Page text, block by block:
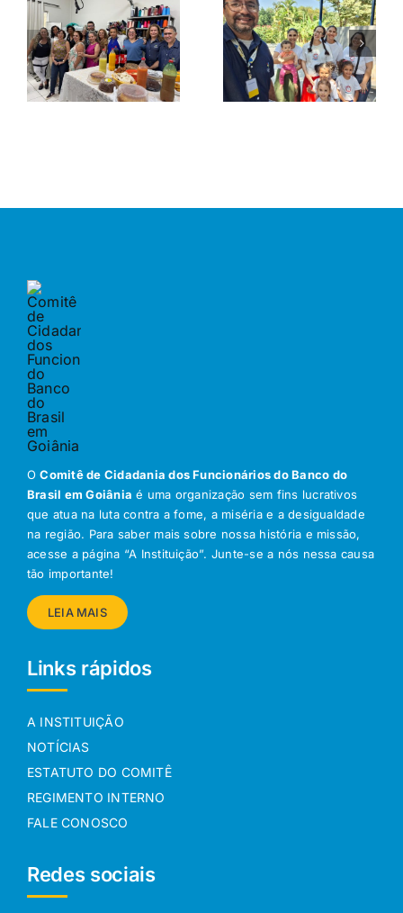
OComitê de Cidadania dos Funcionários do Banco do
Brasil em Goiânia é uma organização sem fins lucrativos
que atua na luta contra a fome, a miséria e a desigualdade
na região. Para saber mais sobre nossa história e missão,
acesse a página “A Instituição”. Junte-se a nós nessa causa
tão importante!
LEIA MAIS
Links rápidos
A INSTITUIÇÃO
NOTÍCIAS
ESTATUTO DO COMITÊ
REGIMENTO INTERNO
FALE CONOSCO
Redes sociais